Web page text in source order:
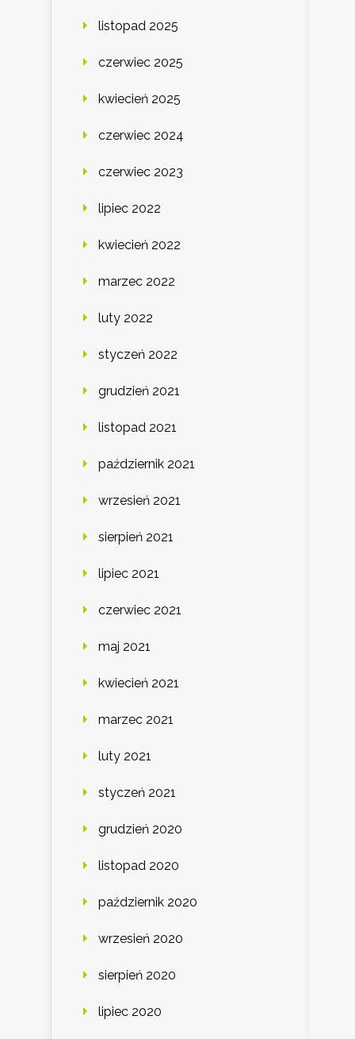
listopad 2025
czerwiec 2025
kwiecień 2025
czerwiec 2024
czerwiec 2023
lipiec 2022
kwiecień 2022
marzec 2022
luty 2022
styczeń 2022
grudzień 2021
listopad 2021
październik 2021
wrzesień 2021
sierpień 2021
lipiec 2021
czerwiec 2021
maj 2021
kwiecień 2021
marzec 2021
luty 2021
styczeń 2021
grudzień 2020
listopad 2020
październik 2020
wrzesień 2020
sierpień 2020
lipiec 2020